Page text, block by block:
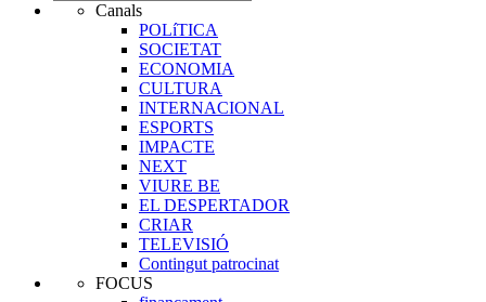
Canals
POLíTICA
SOCIETAT
ECONOMIA
CULTURA
INTERNACIONAL
ESPORTS
IMPACTE
NEXT
VIURE BE
EL DESPERTADOR
CRIAR
TELEVISIÓ
Contingut patrocinat
FOCUS